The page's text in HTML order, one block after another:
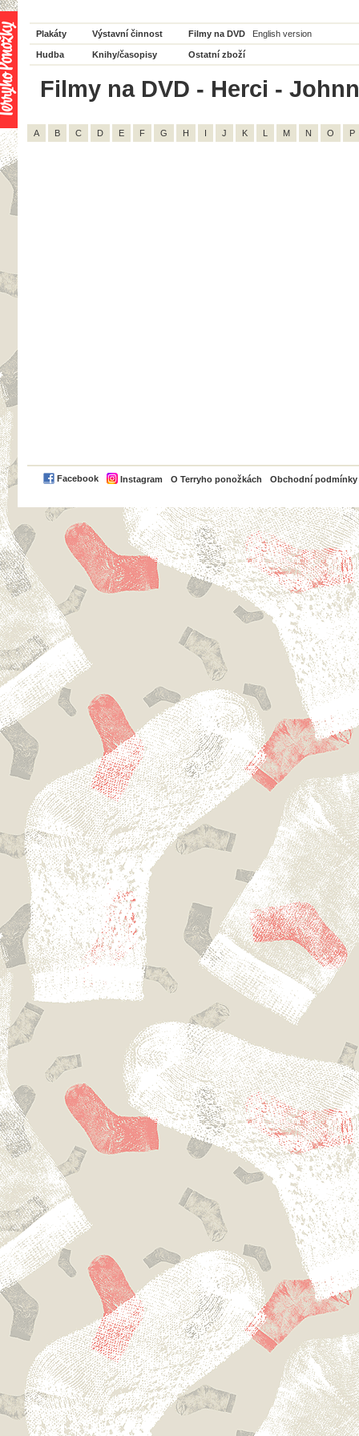
Plakáty Výstavní činnost Filmy na DVD English version
Hudba Knihy/časopisy Ostatní zboží
Filmy na DVD - Herci -
A B C D E F G H I J K L M N O P
Facebook Instagram O Terryho ponožkách Obchodní podmínky
PayPal